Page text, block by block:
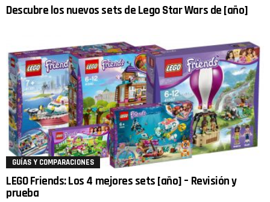
Descubre los nuevos sets de Lego Star Wars de [año]
GUÍAS Y COMPARACIONES
LEGO Friends: Los 4 mejores sets [año] – Revisión y
prueba